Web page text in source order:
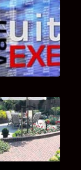
de deelname
programma.
is en wat
wereld van